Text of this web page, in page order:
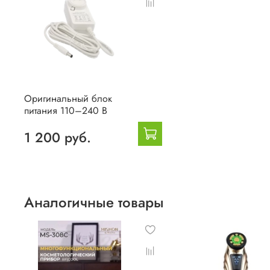
Оригинальный блок
питания 110–240 В
1 200 руб.
Аналогичные товары